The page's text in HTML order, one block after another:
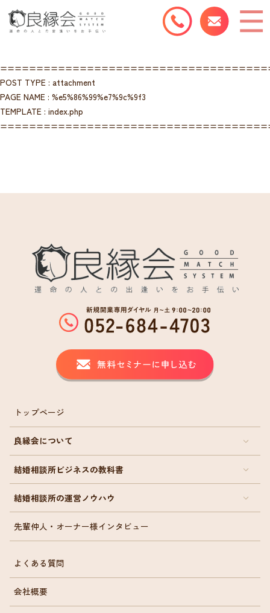
POST TYPE : attachment
PAGE NAME : %e5%86%99%e7%9c%9f3
TEMPLATE : index.php
トップページ
良縁会について
結婚相談所ビジネスの教科書
結婚相談所の運営ノウハウ
先輩仲人・オーナー様インタビュー
よくある質問
会社概要